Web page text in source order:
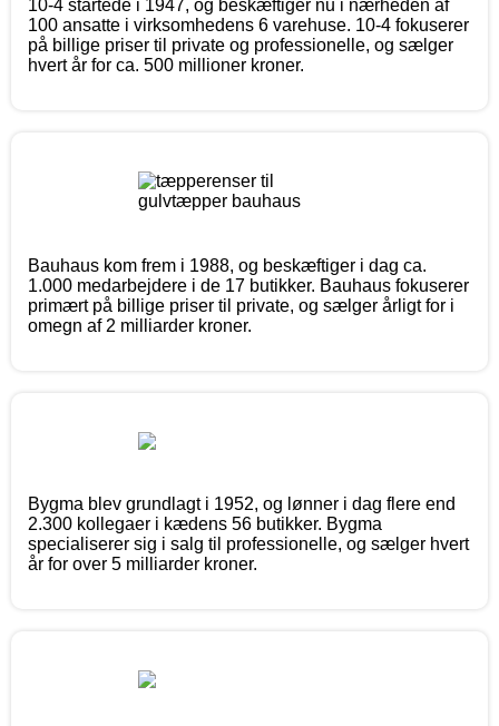
10-4 startede i 1947, og beskæftiger nu i nærheden af
100 ansatte i virksomhedens 6 varehuse. 10-4 fokuserer
på billige priser til private og professionelle, og sælger
hvert år for ca. 500 millioner kroner.
Bauhaus kom frem i 1988, og beskæftiger i dag ca.
1.000 medarbejdere i de 17 butikker. Bauhaus fokuserer
primært på billige priser til private, og sælger årligt for i
omegn af 2 milliarder kroner.
Bygma blev grundlagt i 1952, og lønner i dag flere end
2.300 kollegaer i kædens 56 butikker. Bygma
specialiserer sig i salg til professionelle, og sælger hvert
år for over 5 milliarder kroner.